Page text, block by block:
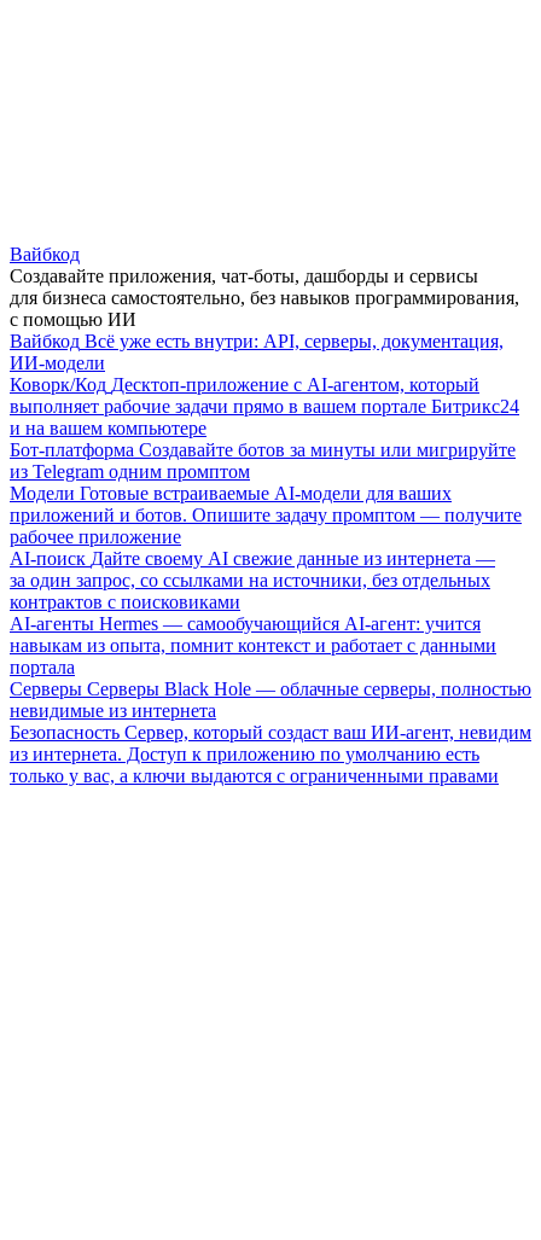
Вайбкод
Создавайте приложения, чат-боты, дашборды и сервисы
для бизнеса самостоятельно, без навыков программирования,
с помощью ИИ
Вайбкод Всё уже есть внутри: API, серверы, документация,
ИИ-модели
Коворк/Код Десктоп-приложение с AI-агентом, который
выполняет рабочие задачи прямо в вашем портале Битрикс24
и на вашем компьютере
Бот-платформа Создавайте ботов за минуты или мигрируйте
из Telegram одним промптом
Модели Готовые встраиваемые AI-модели для ваших
приложений и ботов. Опишите задачу промптом — получите
рабочее приложение
AI-поиск Дайте своему AI свежие данные из интернета —
за один запрос, со ссылками на источники, без отдельных
контрактов с поисковиками
AI-агенты Hermes — самообучающийся AI-агент: учится
навыкам из опыта, помнит контекст и работает с данными
портала
Серверы Серверы Black Hole — облачные серверы, полностью
невидимые из интернета
Безопасность Сервер, который создаст ваш ИИ-агент, невидим
из интернета. Доступ к приложению по умолчанию есть
только у вас, а ключи выдаются с ограниченными правами